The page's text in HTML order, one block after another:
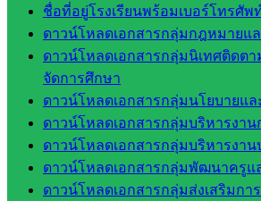
ชื่อที่อยู่โรงเรียนพร้อมเบอร์โทรศัพ
ดาวน์โหลดเอกสารกลุ่มกฎหมายแ
ดาวน์โหลดเอกสารกลุ่มนิเทศติดตา
จัดการศึกษา
ดาวน์โหลดเอกสารกลุ่มนโยบายแ
ดาวน์โหลดเอกสารกลุ่มบริหารงาน
ดาวน์โหลดเอกสารกลุ่มบริหารงา
ดาวน์โหลดเอกสารกลุ่มพัฒนาครูแ
ดาวน์โหลดเอกสารกลุ่มส่งเสริมกา
พรมพิไล
ห้อง
นิเทศ
ศน.ชยา
ธิศ/
ศน.อัญชลี
ห้อง
นิเทศ
ดร.สราว